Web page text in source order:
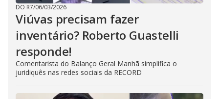
DO R7/06/03/2026
Viúvas precisam fazer
inventário? Roberto Guastelli
responde!
Comentarista do Balanço Geral Manhã simplifica o
juridiquês nas redes sociais da RECORD